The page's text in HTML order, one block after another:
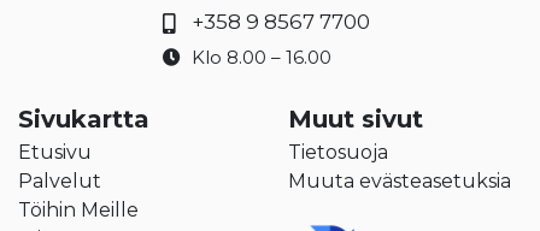
+358 9 8567 7700
Klo 8.00 – 16.00
Sivukartta
Etusivu
Palvelut
Töihin Meille
Muut sivut
Tietosuoja
Muuta evästeasetuksia